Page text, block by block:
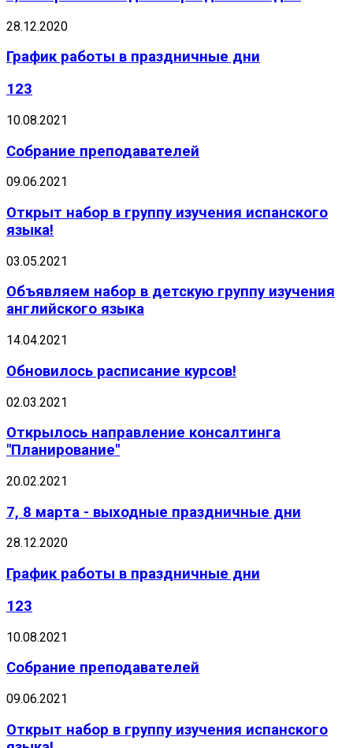
28.12.2020
График работы в праздничные дни
123
10.08.2021
Собрание преподавателей
09.06.2021
Открыт набор в группу изучения испанского
языка!
03.05.2021
Объявляем набор в детскую группу изучения
английского языка
14.04.2021
Обновилось расписание курсов!
02.03.2021
Открылось направление консалтинга
"Планирование"
20.02.2021
7, 8 марта - выходные праздничные дни
28.12.2020
График работы в праздничные дни
123
10.08.2021
Собрание преподавателей
09.06.2021
Открыт набор в группу изучения испанского